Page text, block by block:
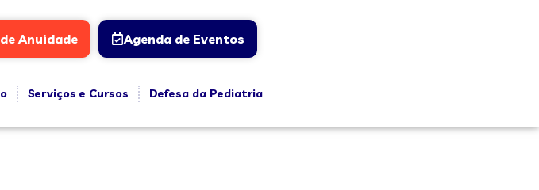
Anuidade Agenda de Eventos
Serviços e Cursos
Defesa da Pediatria